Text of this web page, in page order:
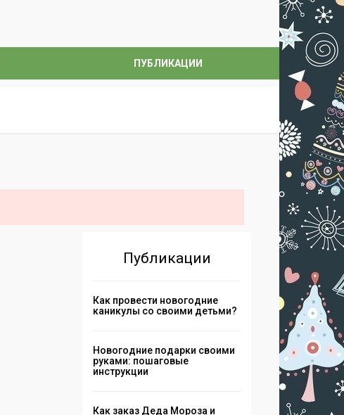
ПУБЛИКАЦИИ
Публикации
Как провести новогодние
каникулы со своими детьми?
Новогодние подарки своими
руками: пошаговые
инструкции
Как заказ Деда Мороза и